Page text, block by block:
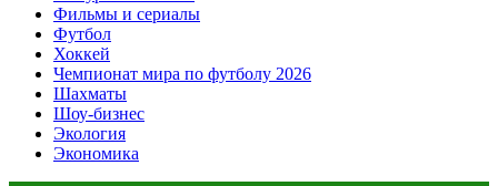
Фильмы и сериалы
Футбол
Хоккей
Чемпионат мира по футболу 2026
Шахматы
Шоу-бизнес
Экология
Экономика